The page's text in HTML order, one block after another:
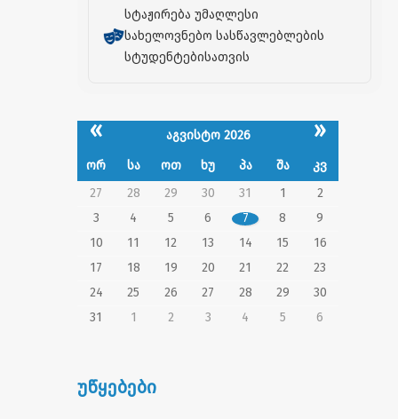
სტაჟირება უმაღლესი
სახელოვნებო სასწავლებლების
სტუდენტებისათვის
« აგვისტო 2026 »
ორ სა ოთ ხუ პა შა
კვ
27
28 29 30 31 1
2
3
4 5 6 7 8
9
10
11 12 13 14 15
16
17
18 19 20 21 22
23
24
25 26 27 28 29
30
31
1 2 3 4 5 6
უწყებები